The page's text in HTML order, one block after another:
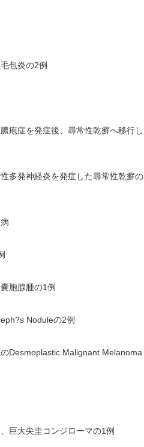
包炎の2例
疱症を発症後、尋常性乾癬へ移行し
多発神経炎を発症した尋常性乾癬の
胞腺腫の1例
Noduleの2例
Desmoplastic Malignant Melanoma
巨大尖圭コンジローマの1例